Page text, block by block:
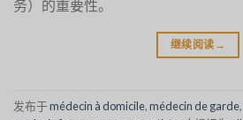
务）的重要性。
继续阅读 →
发布于médecin à domicile,médecin de garde,